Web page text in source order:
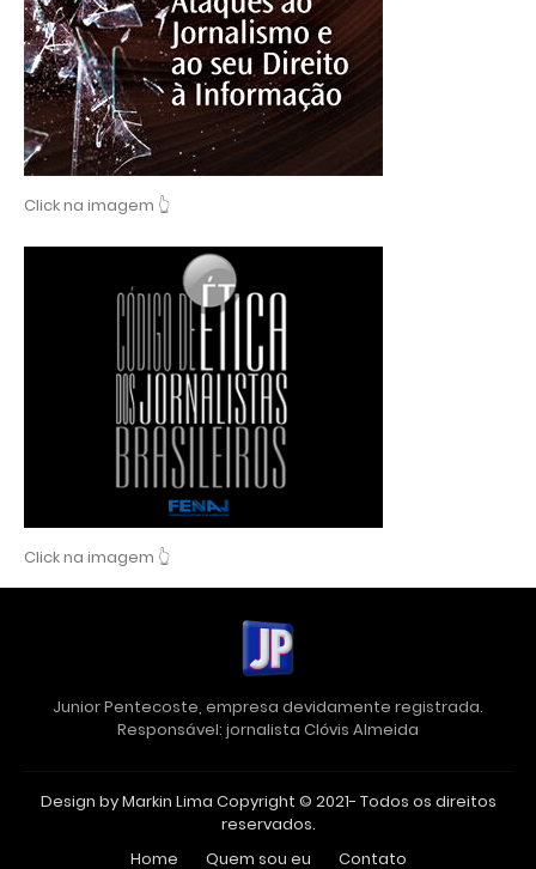
Click na imagem 👆
Click na imagem 👆
Junior Pentecoste, empresa devidamente registrada.
Responsável: jornalista Clóvis Almeida
Design by Markin Lima Copyright © 2021- Todos os direitos
reservados.
Home
Quem sou eu Contato